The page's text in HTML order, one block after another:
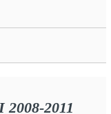
2011